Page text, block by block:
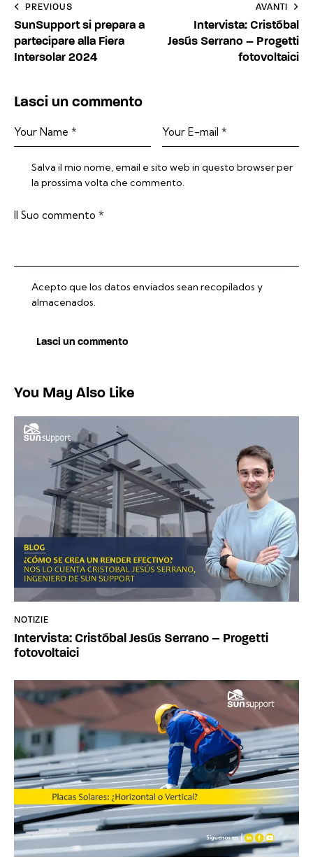
Navigazione
articoli
PREVIOUS
SunSupport si prepara a
partecipare alla Fiera
Intersolar 2024
AVANTI
Intervista: Cristóbal
Jesús Serrano – Progetti
fotovoltaici
Lasci un commento
Salva il mio nome, email e sito web in questo browser per
la prossima volta che commento.
Acepto que los datos enviados sean recopilados y
almacenados.
You May Also Like
NOTIZIE
Intervista: Cristóbal Jesús Serrano – Progetti
fotovoltaici